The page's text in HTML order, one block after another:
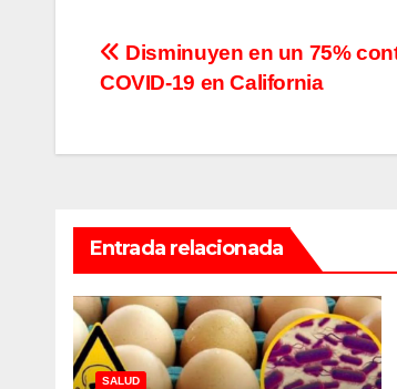
Navegación
entradas
Disminuyen en un 75%
COVID-19 en California
Entrada relacionada
SALUD